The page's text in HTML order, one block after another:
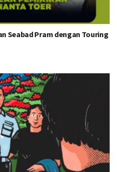
Seabad Pram dengan Touring